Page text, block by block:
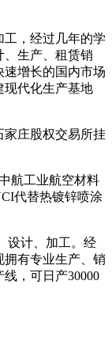
工，经过几年的学
、生产、租赁销
增长的国内市场
现代化生产基地
家庄股权交易所挂
航工业航空材料
代替热镀锌喷涂
设计、加工。经
有专业生产、销
，可日产30000